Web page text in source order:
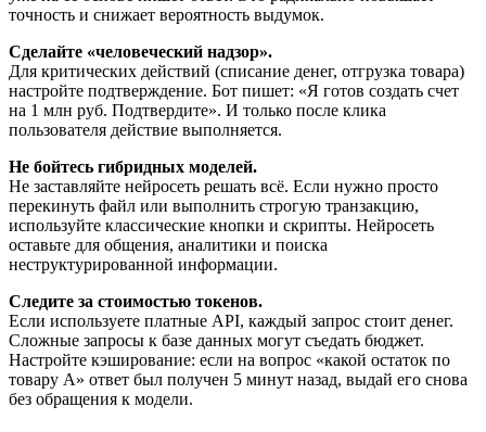
точность и снижает вероятность выдумок.
Сделайте «человеческий надзор».
Для критических действий (списание денег, отгрузка товара)
настройте подтверждение. Бот пишет: «Я готов создать счет
на 1 млн руб. Подтвердите». И только после клика
пользователя действие выполняется.
Не бойтесь гибридных моделей.
Не заставляйте нейросеть решать всё. Если нужно просто
перекинуть файл или выполнить строгую транзакцию,
используйте классические кнопки и скрипты. Нейросеть
оставьте для общения, аналитики и поиска
неструктурированной информации.
Следите за стоимостью токенов.
Если используете платные API, каждый запрос стоит денег.
Сложные запросы к базе данных могут съедать бюджет.
Настройте кэширование: если на вопрос «какой остаток по
товару А» ответ был получен 5 минут назад, выдай его снова
без обращения к модели.